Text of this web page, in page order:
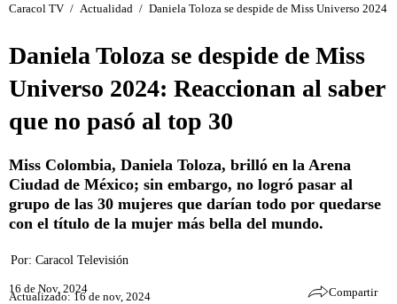
Caracol TV / Actualidad / Daniela Toloza se despide de Miss Universo 2024:
Daniela Toloza se despide de Miss
Universo 2024: Reaccionan al saber
que no pasó al top 30
Miss Colombia, Daniela Toloza, brilló en la Arena
Ciudad de México; sin embargo, no logró pasar al
grupo de las 30 mujeres que darían todo por quedarse
con el título de la mujer más bella del mundo.
Por: Caracol Televisión
16 de Nov, 2024
Actualizado: 16 de nov, 2024 Compartir